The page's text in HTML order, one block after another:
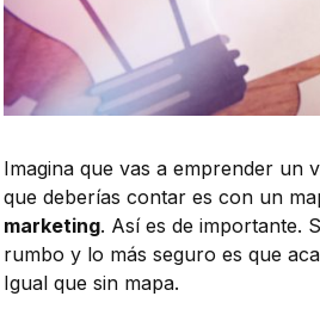
Imagina que vas a emprender un
que deberías contar es con un
marketing. Así es de importante.
rumbo y lo más seguro es que
Igual que sin mapa.